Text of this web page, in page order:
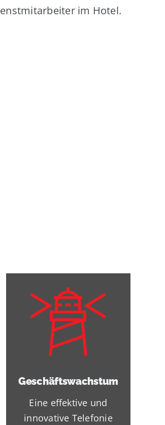
im Hotel.
Geschäftswachstum
Eine effektive und
innovative Telefonie